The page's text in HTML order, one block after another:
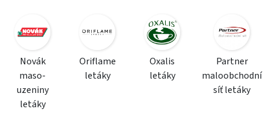
Novák
maso-
uzeniny
letáky
Oriflame
letáky
Oxalis
letáky
Partner
maloobchodní
síť letáky